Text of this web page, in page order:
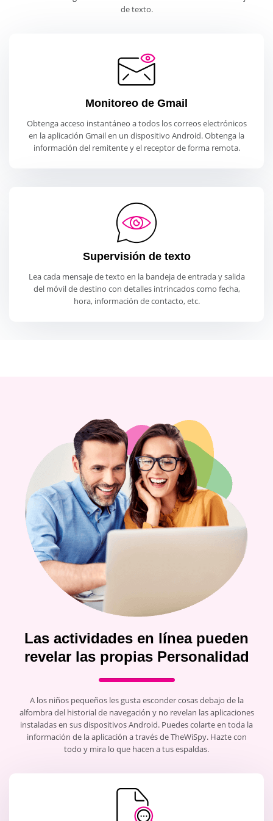
de texto.
Monitoreo de Gmail
Obtenga acceso instantáneo a todos los correos electrónicos
en la aplicación Gmail en un dispositivo Android. Obtenga la
información del remitente y el receptor de forma remota.
Supervisión de texto
Lea cada mensaje de texto en la bandeja de entrada y salida
del móvil de destino con detalles intrincados como fecha,
hora, información de contacto, etc.
Las actividades en línea pueden
revelar las propias Personalidad
A los niños pequeños les gusta esconder cosas debajo de la
alfombra del historial de navegación y no revelan las aplicaciones
instaladas en sus dispositivos Android. Puedes colarte en toda la
información de la aplicación a través de TheWiSpy. Hazte con
todo y mira lo que hacen a tus espaldas.